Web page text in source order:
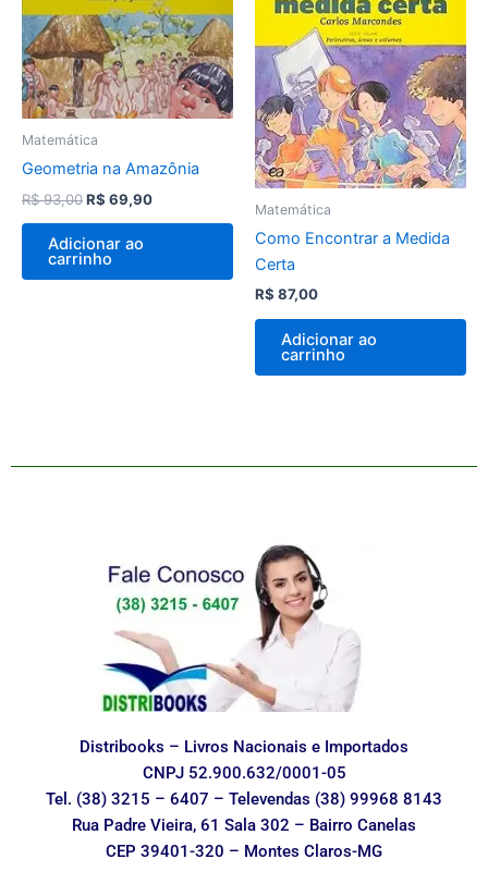
Matemática
Geometria na Amazônia
R$93,00R$ 69,90
Adicionar ao
carrinho
Matemática
Como Encontrar a Medida
Certa
R$ 87,00
Adicionar ao
carrinho
Distribooks – Livros Nacionais e Importados
CNPJ 52.900.632/0001-05
Tel. (38) 3215 – 6407 – Televendas (38) 99968 8143
Rua Padre Vieira, 61 Sala 302 – Bairro Canelas
CEP 39401-320 – Montes Claros-MG